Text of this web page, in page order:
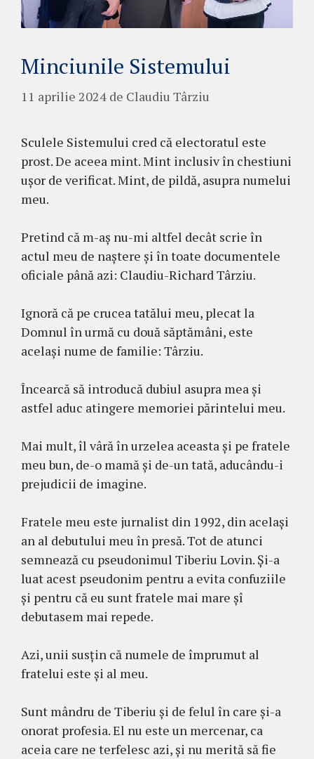
Minciunile Sistemului
11 aprilie 2024 de Claudiu Târziu
Sculele Sistemului cred că electoratul este
prost. De aceea mint. Mint inclusiv în chestiuni
ușor de verificat. Mint, de pildă, asupra numelui
meu.
Pretind că m-aș nu-mi altfel decât scrie în
actul meu de naștere și în toate documentele
oficiale până azi: Claudiu-Richard Târziu.
Ignoră că pe crucea tatălui meu, plecat la
Domnul în urmă cu două săptămâni, este
același nume de familie: Târziu.
Încearcă să introducă dubiul asupra mea și
astfel aduc atingere memoriei părintelui meu.
Mai mult, îl vâră în urzelea aceasta și pe fratele
meu bun, de-o mamă și de-un tată, aducându-i
prejudicii de imagine.
Fratele meu este jurnalist din 1992, din același
an al debutului meu în presă. Tot de atunci
semnează cu pseudonimul Tiberiu Lovin. Și-a
luat acest pseudonim pentru a evita confuziile
și pentru că eu sunt fratele mai mare șî
debutasem mai repede.
Azi, unii susțin că numele de împrumut al
fratelui este și al meu.
Sunt mândru de Tiberiu și de felul în care și-a
onorat profesia. El nu este un mercenar, ca
aceia care ne terfelesc azi, și nu merită să fie